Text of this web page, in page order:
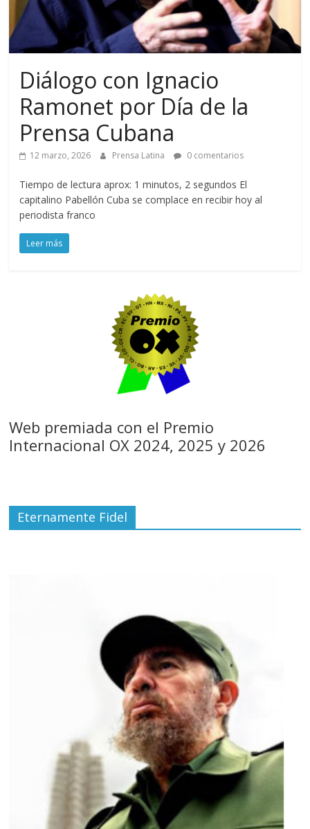
Diálogo con Ignacio
Ramonet por Día de la
Prensa Cubana
12 marzo, 2026 Prensa Latina 0 comentarios
Tiempo de lectura aprox: 1 minutos, 2 segundos El
capitalino Pabellón Cuba se complace en recibir hoy al
periodista franco
Leer más
Web premiada con el Premio
Internacional OX 2024, 2025 y 2026
Eternamente Fidel